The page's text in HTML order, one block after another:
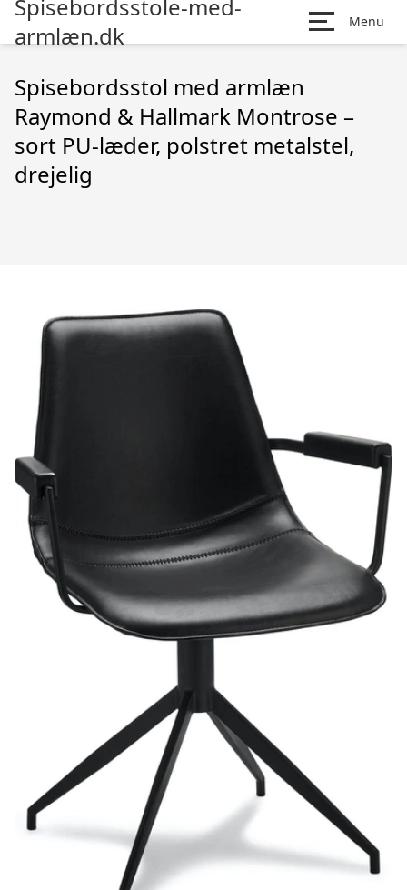
Spisebordsstole-med-
armlæn.dk
Menu
Spisebordsstol med armlæn
Raymond & Hallmark Montrose –
sort PU-læder, polstret metalstel,
drejelig